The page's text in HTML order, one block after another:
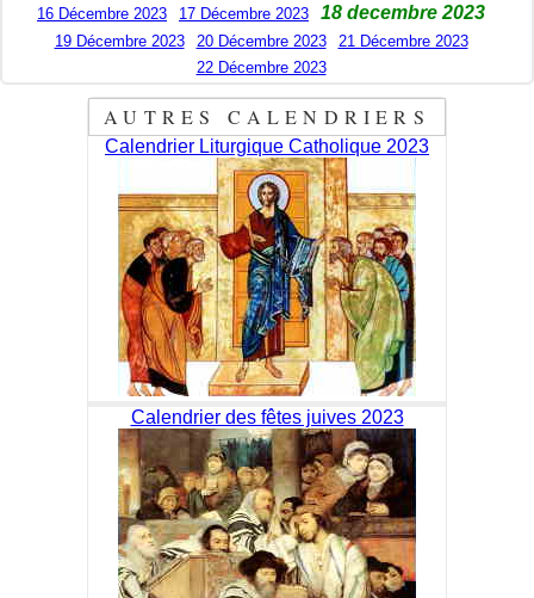
16 Décembre 2023
17 Décembre 2023 18 decembre 2023
19 Décembre 2023 20 Décembre 2023
21 Décembre 2023
22 Décembre 2023
AUTRES CALENDRIERS
Calendrier Liturgique Catholique 2023
Calendrier des fêtes juives 2023